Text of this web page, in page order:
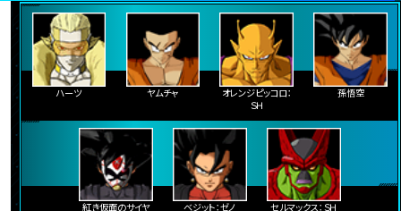
ハーツ ヤムチャ
オレンジピッコロ：
ＳＨ
孫悟空
紅き仮面のサイヤ
ベジット：ゼノ セルマックス：ＳＨ